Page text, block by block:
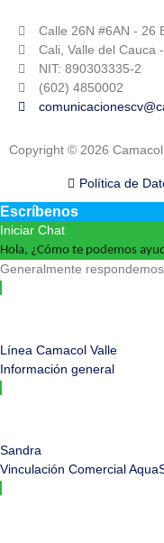
Calle 26N #6AN - 26
Cali, Valle del Cauca
NIT: 890303335-2
(602) 4850002
Copyright © 2026
Política de
Escríbenos
Iniciar Chat
Hola, ¿Cómo te podemos
Generalmente
Línea Camacol Valle
Información general
Sandra
Vinculación Comercial